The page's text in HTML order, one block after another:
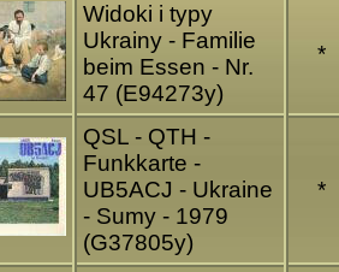
Widoki i typy
Ukrainy - Familie
beim Essen - Nr.
47 (E94273y)
*
QSL - QTH -
Funkkarte -
UB5ACJ - Ukraine
- Sumy - 1979
(G37805y)
*